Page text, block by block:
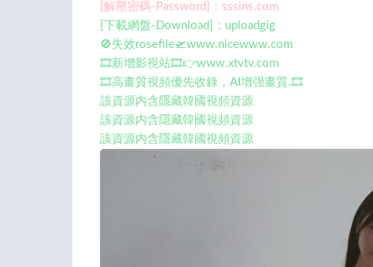
[解壓密碼-Password]：sssins.com
[下載網盤-Download]：uploadgig
🚫失效rosefile🛫www.nicewww.com
🎞️新增影視站🎞️👉www.xtvtv.com
🎞️高畫質視頻優先收錄，AI增强畫質.🎞️
該資源内含隱藏韓國視頻資源
該資源内含隱藏韓國視頻資源
該資源内含隱藏韓國視頻資源